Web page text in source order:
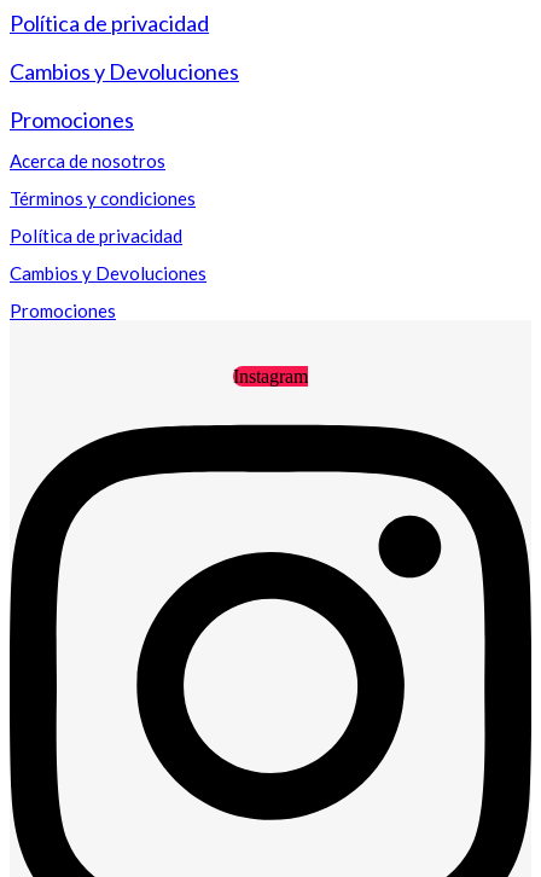
Política de privacidad
Cambios y Devoluciones
Promociones
Acerca de nosotros
Términos y condiciones
Política de privacidad
Cambios y Devoluciones
Promociones
Instagram